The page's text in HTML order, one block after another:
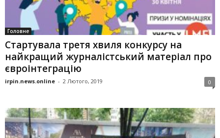
Головне
Стартувала третя хвиля конкурсу на
найкращий журналістський матеріал про
євроінтеграцію
irpin.news.online - 2 Лютого, 2019 0